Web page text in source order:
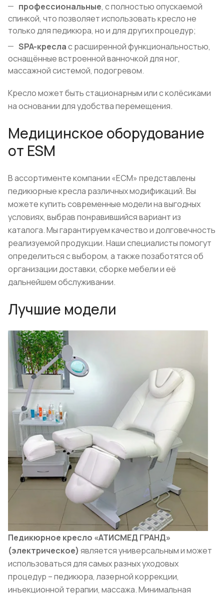
профессиональные, с полностью опускаемой
спинкой, что позволяет использовать кресло не
только для педикюра, но и для других процедур;
SPA-креслас расширенной функциональностью,
оснащённые встроенной ванночкой для ног,
массажной системой, подогревом.
Кресло может быть стационарным или с колёсиками
на основании для удобства перемещения.
Медицинское оборудование
от ESM
В ассортименте компании «ЕСМ» представлены
педикюрные кресла различных модификаций. Вы
можете купить современные модели на выгодных
условиях, выбрав понравившийся вариант из
каталога. Мы гарантируем качество и долговечность
реализуемой продукции. Наши специалисты помогут
определиться с выбором, а также позаботятся об
организации доставки, сборке мебели и её
дальнейшем обслуживании.
Лучшие модели
Педикюрное кресло «АТИСМЕД ГРАНД»
(электрическое) является универсальным и может
использоваться для самых разных уходовых
процедур – педикюра, лазерной коррекции,
инъекционной терапии, массажа. Минимальная